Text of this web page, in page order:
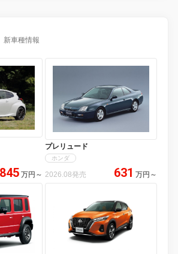
新車種情報
845 万円 ～
プレリュード
ホンダ
2026.08発売 631 万円 ～